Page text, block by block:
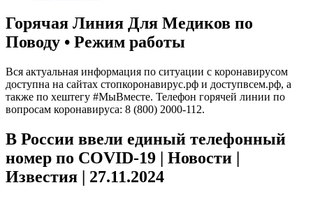
Горячая Линия Для Медиков по
Поводу • Режим работы
Вся актуальная информация по ситуации с коронавирусом
доступна на сайтах стопкоронавирус.рф и доступвсем.рф, а
также по хештегу #МыВместе. Телефон горячей линии по
вопросам коронавируса: 8 (800) 2000-112.
В России ввели единый телефонный
номер по COVID-19 | Новости |
Известия | 27.11.2024